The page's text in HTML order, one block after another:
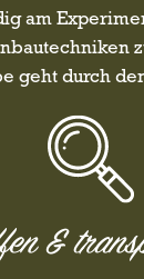
am
geht durch
&